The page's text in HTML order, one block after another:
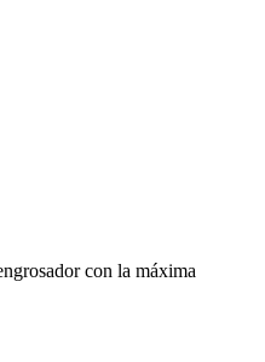
con la máxima